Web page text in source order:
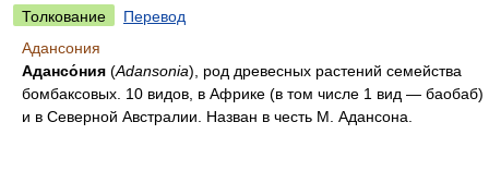
Толкование
Перевод
Адансония
Адансо́ния (Adansonia), род древесных растений семейства
бомбаксовых. 10 видов, в Африке (в том числе 1 вид — баобаб)
и в Северной Австралии. Назван в честь М. Адансона.